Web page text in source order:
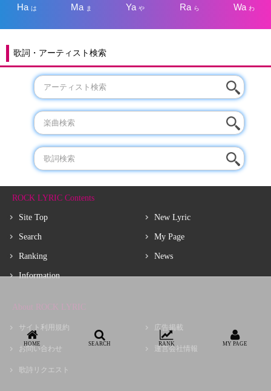
Haは Ma ま Yaや Ra ら Wa わ
歌詞・アーティスト検索
ROCK LYRIC Contents
Site Top
Search
Ranking
Information
New Lyric
My Page
News
About ROCK LYRIC
サイト利用規約
お問い合わせ
歌詩リクエスト
広告掲載
運営会社情報
HOME SEARCH RANK MY PAGE